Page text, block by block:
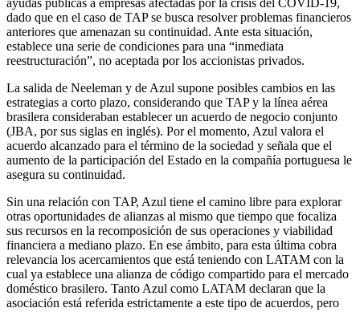
dado que en el caso de TAP se busca resolver problemas financieros
anteriores que amenazan su continuidad. Ante esta situación,
establece una serie de condiciones para una “inmediata
reestructuración”, no aceptada por los accionistas privados.
La salida de Neeleman y de Azul supone posibles cambios en las
estrategias a corto plazo, considerando que TAP y la línea aérea
brasilera consideraban establecer un acuerdo de negocio conjunto
(JBA, por sus siglas en inglés). Por el momento, Azul valora el
acuerdo alcanzado para el término de la sociedad y señala que el
aumento de la participación del Estado en la compañía portuguesa le
asegura su continuidad.
Sin una relación con TAP, Azul tiene el camino libre para explorar
otras oportunidades de alianzas al mismo que tiempo que focaliza
sus recursos en la recomposición de sus operaciones y viabilidad
financiera a mediano plazo. En ese ámbito, para esta última cobra
relevancia los acercamientos que está teniendo con LATAM con la
cual ya establece una alianza de código compartido para el mercado
doméstico brasilero. Tanto Azul como LATAM declaran que la
asociación está referida estrictamente a este tipo de acuerdos, pero